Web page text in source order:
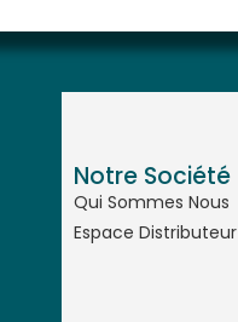
Notre Société
Qui Sommes Nous
Espace Distributeur